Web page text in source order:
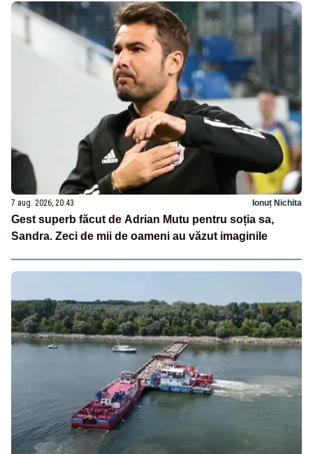
7 aug. 2026, 20:43 Ionuț Nichita
Gest superb făcut de Adrian Mutu pentru soția sa,
Sandra. Zeci de mii de oameni au văzut imaginile